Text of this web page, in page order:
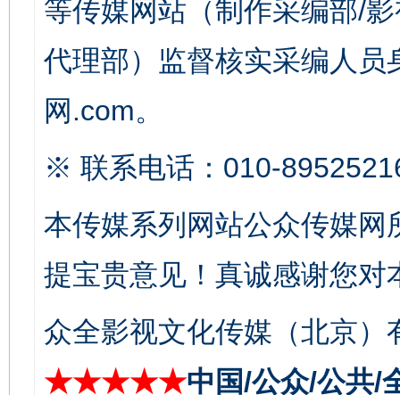
等传媒网站（制作采编部/
代理部）监督核实采编人员
网.com。
※ 联系电话：010-
本传媒系列网站公众传媒
提宝贵意见！真诚感谢您
众全影视文化传媒（北京）
★★★★★中国/公众/公共/